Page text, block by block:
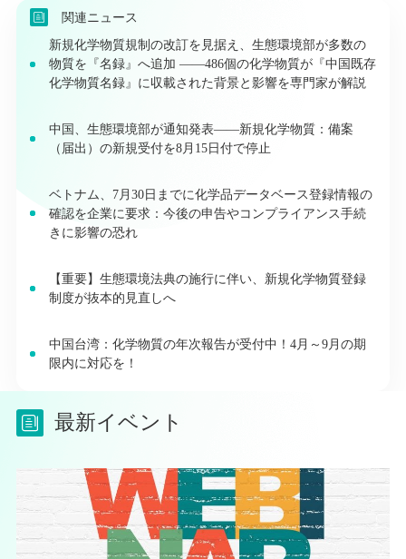
関連ニュース
新規化学物質規制の改訂を見据え、生態環境部が多数の
物質を『名録』へ追加 ——486個の化学物質が『中国既存
化学物質名録』に収載された背景と影響を専門家が解説
中国、生態環境部が通知発表――新規化学物質：備案
（届出）の新規受付を8月15日付で停止
ベトナム、7月30日までに化学品データベース登録情報の
確認を企業に要求：今後の申告やコンプライアンス手続
きに影響の恐れ
【重要】生態環境法典の施行に伴い、新規化学物質登録
制度が抜本的見直しへ
中国台湾：化学物質の年次報告が受付中！4月～9月の期
限内に対応を！
最新イベント